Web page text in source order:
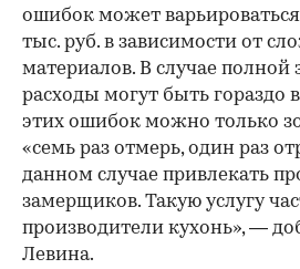
ошибок может
тыс. руб. в зависимости от
материалов. В случае
расходы могут быть гораздо
этих ошибок можно только
«семь раз отмерь, один раз
данном случае привлекать
замерщиков. Такую услугу
производители кухонь», —
Левина.